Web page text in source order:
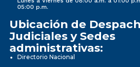
05:00 p.m.
Ubicación de
Judiciales y Sedes
administrativas:
Directorio Nacional